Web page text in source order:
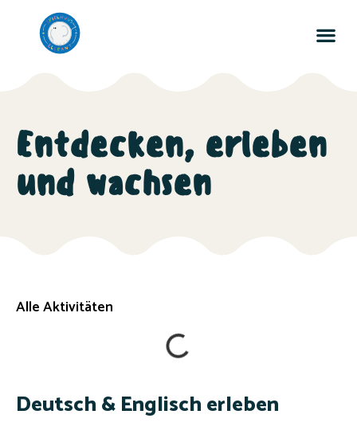
Entdecken, erleben
und wachsen
Alle Aktivitäten
Deutsch & Englisch erleben